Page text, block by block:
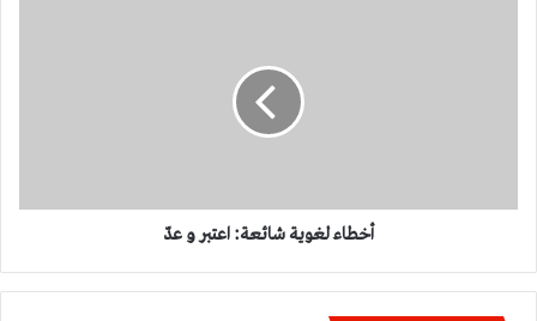
أخطاء لغوية شائعة: اعتبر و عدّ